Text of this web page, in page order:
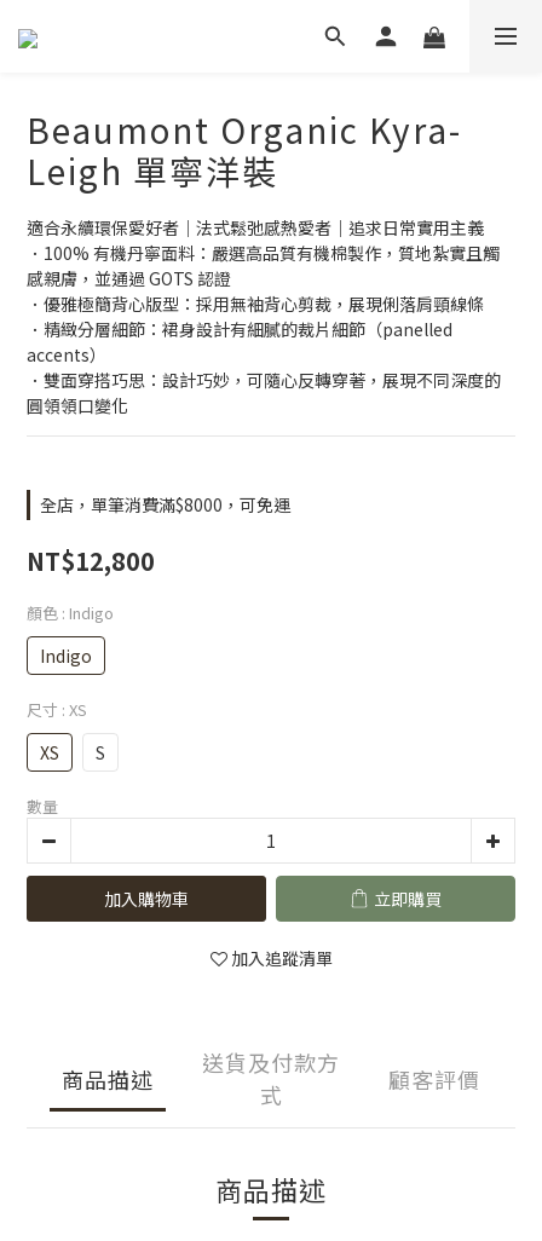
Beaumont Organic Kyra-
Leigh 單寧洋裝
適合永續環保愛好者｜法式鬆弛感熱愛者｜追求日常實用主義
．100% 有機丹寧面料：嚴選高品質有機棉製作，質地紮實且觸
感親膚，並通過 GOTS 認證
．優雅極簡背心版型：採用無袖背心剪裁，展現俐落肩頸線條
．精緻分層細節：裙身設計有細膩的裁片細節（panelled
accents）
．雙面穿搭巧思：設計巧妙，可隨心反轉穿著，展現不同深度的
圓領領口變化
全店，單筆消費滿$8000，可免運
NT$12,800
顏色 : Indigo
Indigo
尺寸 : XS
XS S
數量
加入購物車 立即購買
加入追蹤清單
商品描述
送貨及付款方
式
顧客評價
商品描述